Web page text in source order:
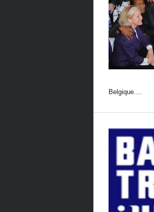
Belgique....